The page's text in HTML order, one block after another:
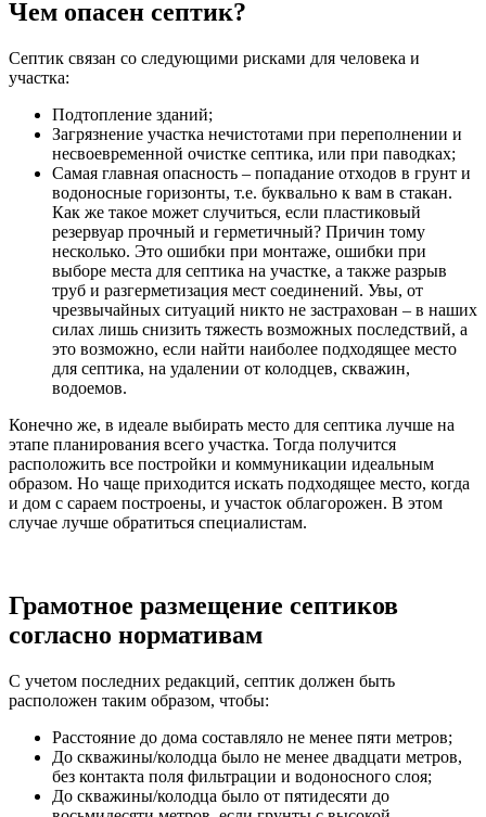
Чем опасен септик?
Септик связан со следующими рисками для человека и
участка:
Подтопление зданий;
Загрязнение участка нечистотами при переполнении и
несвоевременной очистке септика, или при паводках;
Самая главная опасность – попадание отходов в грунт и
водоносные горизонты, т.е. буквально к вам в стакан.
Как же такое может случиться, если пластиковый
резервуар прочный и герметичный? Причин тому
несколько. Это ошибки при монтаже, ошибки при
выборе места для септика на участке, а также разрыв
труб и разгерметизация мест соединений. Увы, от
чрезвычайных ситуаций никто не застрахован – в наших
силах лишь снизить тяжесть возможных последствий, а
это возможно, если найти наиболее подходящее место
для септика, на удалении от колодцев, скважин,
водоемов.
Конечно же, в идеале выбирать место для септика лучше на
этапе планирования всего участка. Тогда получится
расположить все постройки и коммуникации идеальным
образом. Но чаще приходится искать подходящее место, когда
и дом с сараем построены, и участок облагорожен. В этом
случае лучше обратиться специалистам.
Грамотное размещение септиков
согласно нормативам
С учетом последних редакций, септик должен быть
расположен таким образом, чтобы:
Расстояние до дома составляло не менее пяти метров;
До скважины/колодца было не менее двадцати метров,
без контакта поля фильтрации и водоносного слоя;
До скважины/колодца было от пятидесяти до